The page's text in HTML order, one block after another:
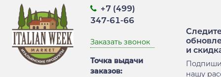
+7 (499)
347-61-66
Заказать звонок
Точка выдачи
заказов:
и
нашу